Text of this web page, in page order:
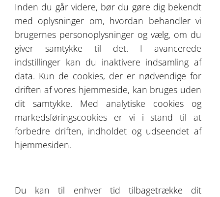
Produktkatalog
Udsagn fra vores kunder
Tilbud
Galleri
Om os
Inden du går videre, bør du gøre dig bekendt
med oplysninger om, hvordan behandler vi
brugernes personoplysninger og vælg, om du
giver samtykke til det. I avancerede
indstillinger kan du inaktivere indsamling af
data. Kun de cookies, der er nødvendige for
driften af vores hjemmeside, kan bruges uden
dit samtykke. Med analytiske cookies og
markedsføringscookies er vi i stand til at
forbedre driften, indholdet og udseendet af
hjemmesiden.
Du kan til enhver tid tilbagetrække dit